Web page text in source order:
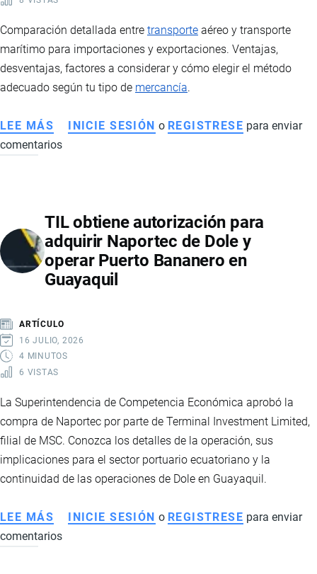
Comparación detallada entre transporte aéreo y transporte
marítimo para importaciones y exportaciones. Ventajas,
desventajas, factores a considerar y cómo elegir el método
adecuado según tu tipo de mercancía.
LEE MÁS SOBRE
TRANSPORTE
MARÍTIMO:
CÓMO
ELEGIR
LA
PARA
TU
CARGA
INICIE SESIÓN o REGISTRESE para enviar
comentarios
TIL obtiene autorización para
adquirir Naportec de Dole y
operar Puerto Bananero en
Guayaquil
ARTÍCULO
16 JULIO, 2026
4 MINUTOS
6 VISTAS
La Superintendencia de Competencia Económica aprobó la
compra de Naportec por parte de Terminal Investment Limited,
filial de MSC. Conozca los detalles de la operación, sus
implicaciones para el sector portuario ecuatoriano y la
continuidad de las operaciones de Dole en Guayaquil.
LEE MÁS SOBRE
TIL
INICIE SESIÓN o REGISTRESE para enviar
comentarios